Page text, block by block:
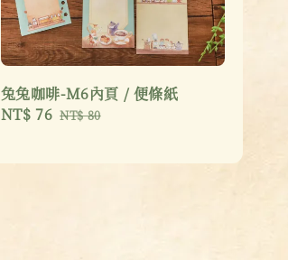
兔兔咖啡-M6內頁 / 便條紙
Sale
NT$ 76 Regular
NT$ 80